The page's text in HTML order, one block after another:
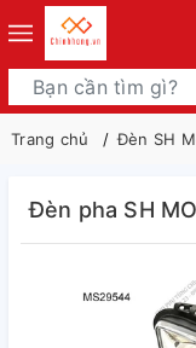
Trang chủ Đèn SH
Đèn pha SH